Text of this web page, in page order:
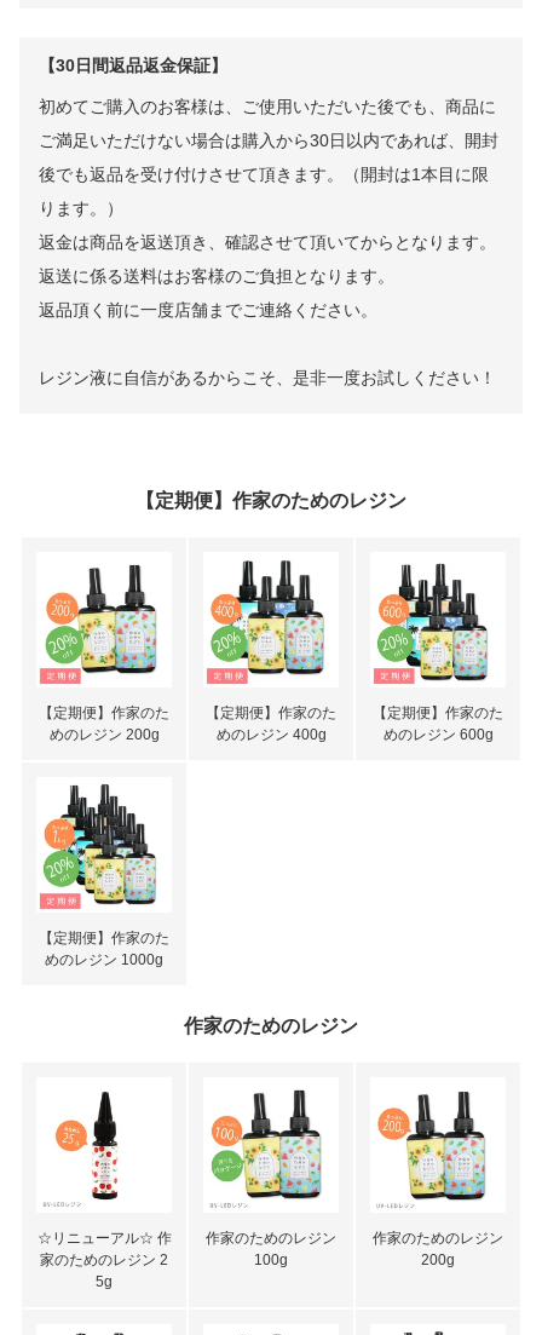
【30日間返品返金保証】
初めてご購入のお客様は、ご使用いただいた後でも、商品に
ご満足いただけない場合は購入から30日以内であれば、開封
後でも返品を受け付けさせて頂きます。（開封は1本目に限
ります。）
返金は商品を返送頂き、確認させて頂いてからとなります。
返送に係る送料はお客様のご負担となります。
返品頂く前に一度店舗までご連絡ください。
レジン液に自信があるからこそ、是非一度お試しください！
【定期便】作家のためのレジン
【定期便】作家のた
めのレジン 200g
【定期便】作家のた
めのレジン 400g
【定期便】作家のた
めのレジン 600g
【定期便】作家のた
めのレジン 1000g
作家のためのレジン
☆リニューアル☆ 作
家のためのレジン 2
5g
作家のためのレジン
100g
作家のためのレジン
200g